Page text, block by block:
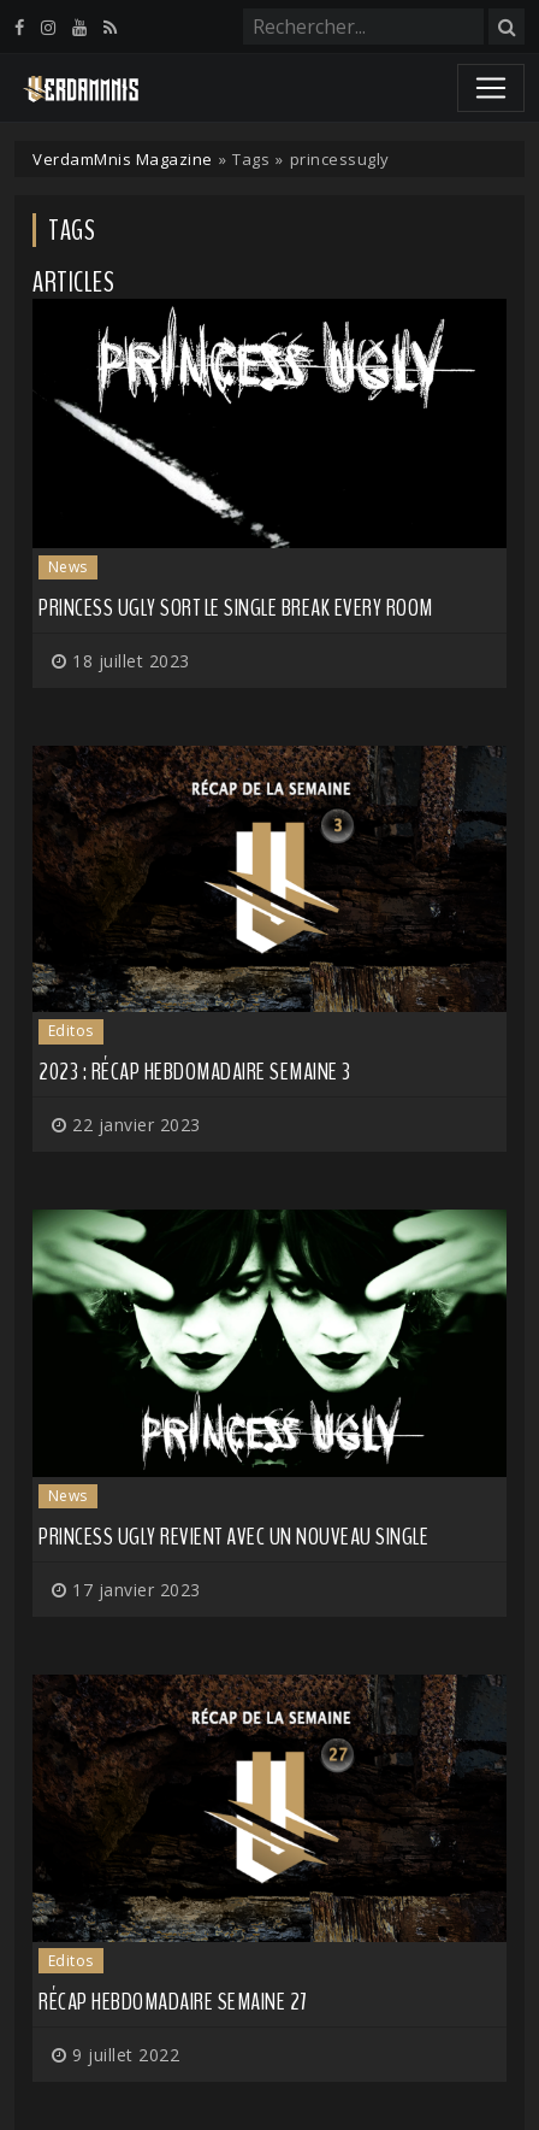
VerdamMnis Magazine » Tags » princessugly
TAGS
ARTICLES
News
PRINCESS UGLY SORT LE SINGLE BREAK EVERY ROOM
18 juillet 2023
Editos
2023 : RÉCAP HEBDOMADAIRE SEMAINE 3
22 janvier 2023
News
PRINCESS UGLY REVIENT AVEC UN NOUVEAU SINGLE
17 janvier 2023
Editos
RÉCAP HEBDOMADAIRE SEMAINE 27
9 juillet 2022
Panneau de gestion des cookies